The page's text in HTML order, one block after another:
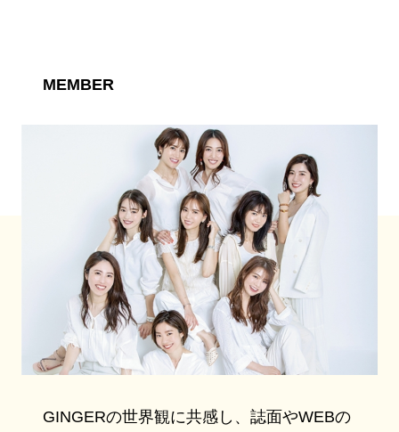
MEMBER
GINGERの世界観に共感し、誌面やWEBの